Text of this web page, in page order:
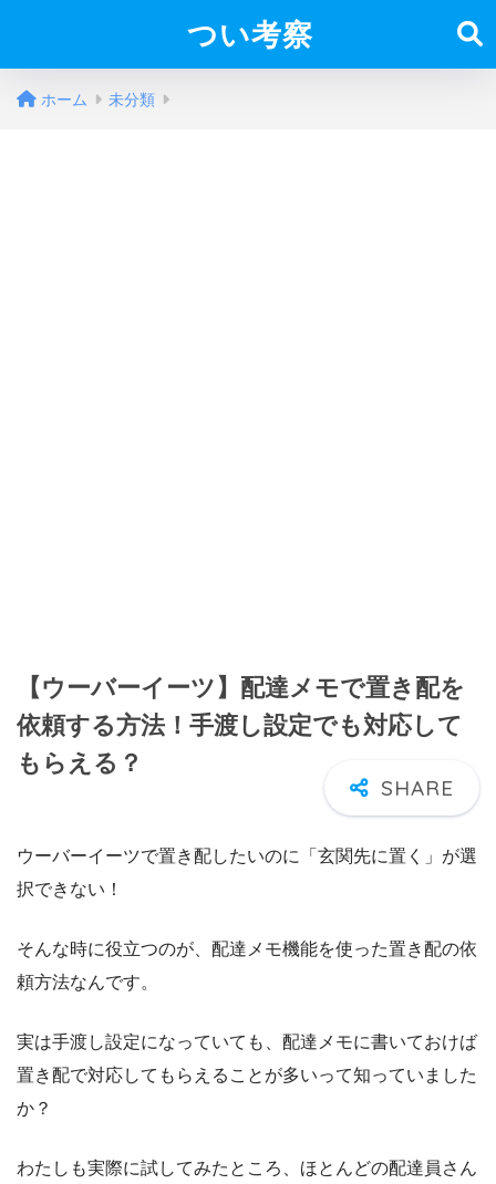
つい考察
ホーム 未分類
【ウーバーイーツ】配達メモで置き配を
依頼する方法！手渡し設定でも対応して
もらえる？
ウーバーイーツで置き配したいのに「玄関先に置く」が選
択できない！
そんな時に役立つのが、配達メモ機能を使った置き配の依
頼方法なんです。
実は手渡し設定になっていても、配達メモに書いておけば
置き配で対応してもらえることが多いって知っていました
か？
わたしも実際に試してみたところ、ほとんどの配達員さん